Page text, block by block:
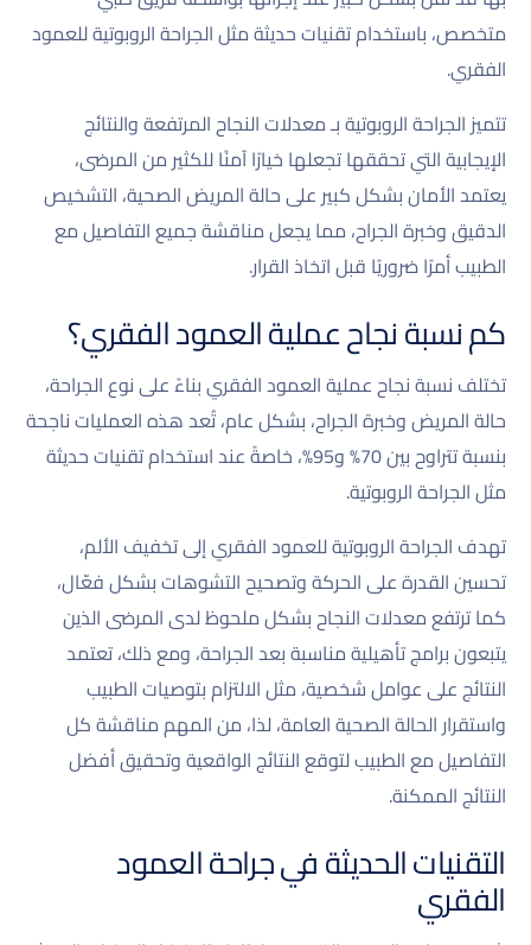
متخصص، باستخدام تقنيات حديثة مثل الجراحة الروبوتية للعمود
الفقري.
تتميز الجراحة الروبوتية بـ معدلات النجاح المرتفعة والنتائج
الإيجابية التي تحققها تجعلها خيارًا آمنًا للكثير من المرضى،
يعتمد الأمان بشكل كبير على حالة المريض الصحية، التشخيص
الدقيق وخبرة الجراح، مما يجعل مناقشة جميع التفاصيل مع
الطبيب أمرًا ضروريًا قبل اتخاذ القرار.
كم نسبة نجاح عملية العمود الفقري؟
تختلف نسبة نجاح عملية العمود الفقري بناءً على نوع الجراحة،
حالة المريض وخبرة الجراح، بشكل عام، تُعد هذه العمليات ناجحة
بنسبة تتراوح بين 70% و95%، خاصةً عند استخدام تقنيات حديثة
مثل الجراحة الروبوتية.
تهدف الجراحة الروبوتية للعمود الفقري إلى تخفيف الألم،
تحسين القدرة على الحركة وتصحيح التشوهات بشكل فعّال،
كما ترتفع معدلات النجاح بشكل ملحوظ لدى المرضى الذين
يتبعون برامج تأهيلية مناسبة بعد الجراحة، ومع ذلك، تعتمد
النتائج على عوامل شخصية، مثل الالتزام بتوصيات الطبيب
واستقرار الحالة الصحية العامة، لذا، من المهم مناقشة كل
التفاصيل مع الطبيب لتوقع النتائج الواقعية وتحقيق أفضل
النتائج الممكنة.
التقنيات الحديثة في جراحة العمود
الفقري